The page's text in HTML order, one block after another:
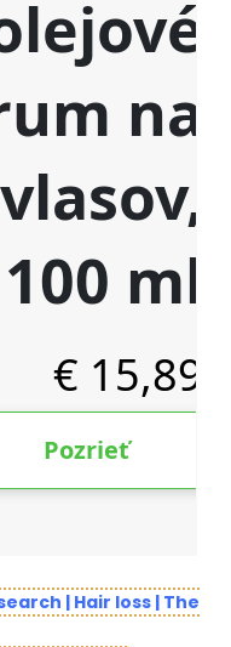
| Hair loss | The